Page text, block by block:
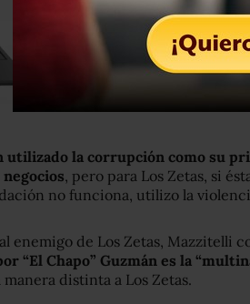
utilizado la corrupción como su
, pero para Los Zetas, si
no funciona, utilizo la
enemigo de Los Zetas, Mazzitelli
“El Chapo” Guzmán es la
distinta a Los Zetas.